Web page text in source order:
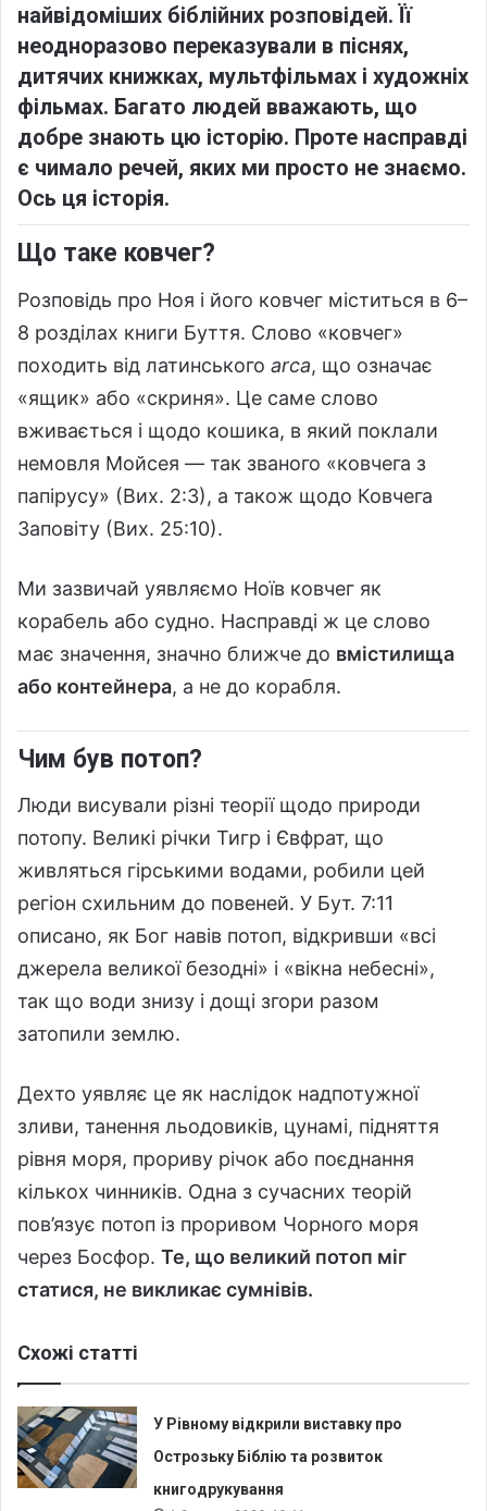
найвідоміших біблійних розповідей. Її
неодноразово переказували в піснях,
дитячих книжках, мультфільмах і художніх
фільмах. Багато людей вважають, що
добре знають цю історію. Проте насправді
є чимало речей, яких ми просто не знаємо.
Ось ця історія.
Що таке ковчег?
Розповідь про Ноя і його ковчег міститься в 6–
8 розділах книги Буття. Слово «ковчег»
походить від латинського arca, що означає
«ящик» або «скриня». Це саме слово
вживається і щодо кошика, в який поклали
немовля Мойсея — так званого «ковчега з
папірусу» (Вих. 2:3), а також щодо Ковчега
Заповіту (Вих. 25:10).
Ми зазвичай уявляємо Ноїв ковчег як
корабель або судно. Насправді ж це слово
має значення, значно ближче до вмістилища
або контейнера, а не до корабля.
Чим був потоп?
Люди висували різні теорії щодо природи
потопу. Великі річки Тигр і Євфрат, що
живляться гірськими водами, робили цей
регіон схильним до повеней. У Бут. 7:11
описано, як Бог навів потоп, відкривши «всі
джерела великої безодні» і «вікна небесні»,
так що води знизу і дощі згори разом
затопили землю.
Дехто уявляє це як наслідок надпотужної
зливи, танення льодовиків, цунамі, підняття
рівня моря, прориву річок або поєднання
кількох чинників. Одна з сучасних теорій
пов’язує потоп із проривом Чорного моря
через Босфор. Те, що великий потоп міг
статися, не викликає сумнівів.
Схожі статті
У Рівному відкрили виставку про
Острозьку Біблію та розвиток
книгодрукування